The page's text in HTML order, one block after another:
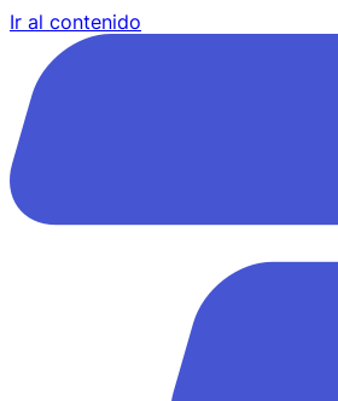
Ir al contenido